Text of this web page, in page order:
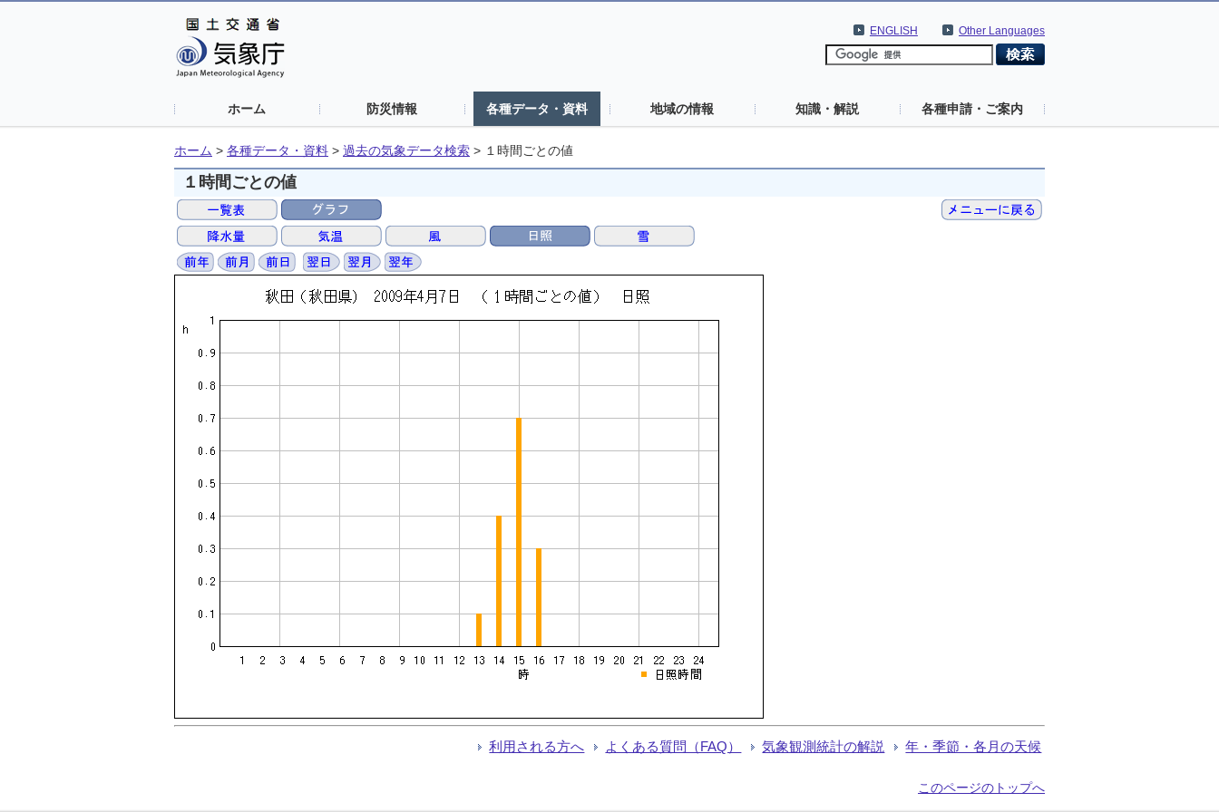
Other Languages
ENGLISH
ホーム 防災情報 各種データ・資料 地域の情報 知識・解説 各種申請・ご案内
ホーム > 各種データ・資料 > 過去の気象データ検索 > １時間ごとの値
１時間ごとの値
利用される方へ よくある質問（FAQ） 気象観測統計の解説 年・季節・各月の天候
このページのトップへ